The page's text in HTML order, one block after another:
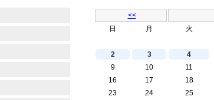
<<
日
月 火
2
3 4
9
10 11
16
17 18
23
24 25